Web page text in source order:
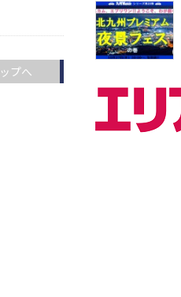
プへ